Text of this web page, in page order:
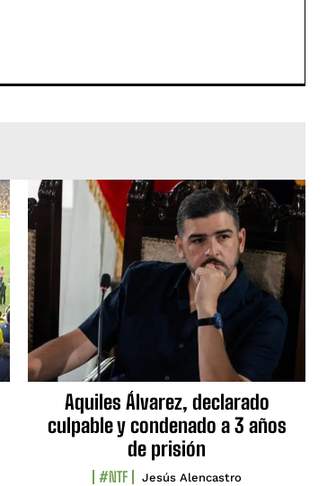
Aquiles Álvarez, declarado
culpable y condenado a 3 años
de prisión
#NTF Jesús Alencastro